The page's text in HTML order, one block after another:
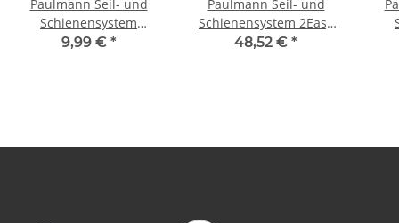
Paulmann Seil- und
Schienensystem
CombiSystems Spot
9,99 € *
Paulmann Seil- und
Schienensystem 2Easy
Spot Sheela 5x20W
48,52 € *